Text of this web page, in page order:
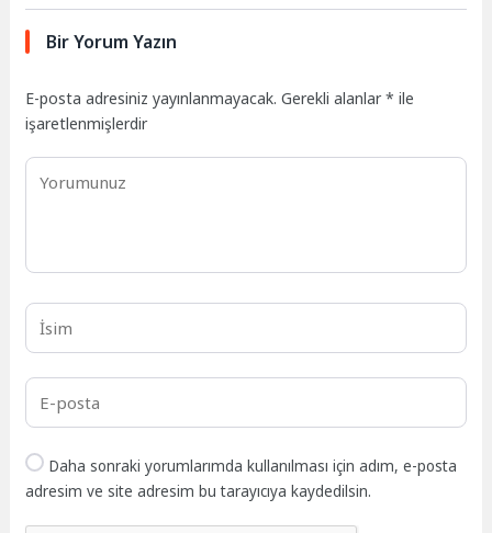
Bir Yorum Yazın
E-posta adresiniz yayınlanmayacak. Gerekli alanlar* ile
işaretlenmişlerdir
Daha sonraki yorumlarımda kullanılması için adım, e-posta
adresim ve site adresim bu tarayıcıya kaydedilsin.